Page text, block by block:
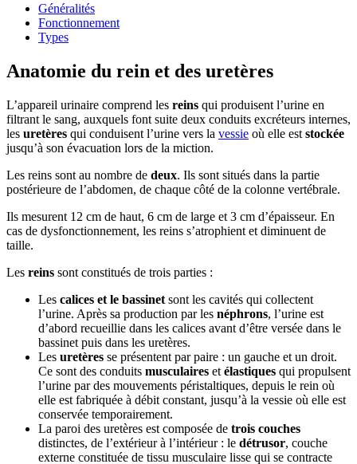
Généralités
Fonctionnement
Types
Anatomie du rein et des uretères
L’appareil urinaire comprend les reins qui produisent l’urine en
filtrant le sang, auxquels font suite deux conduits excréteurs internes,
les uretères qui conduisent l’urine vers la vessie où elle est stockée
jusqu’à son évacuation lors de la miction.
Les reins sont au nombre de deux. Ils sont situés dans la partie
postérieure de l’abdomen, de chaque côté de la colonne vertébrale.
Ils mesurent 12 cm de haut, 6 cm de large et 3 cm d’épaisseur. En
cas de dysfonctionnement, les reins s’atrophient et diminuent de
taille.
Les reins sont constitués de trois parties :
Les calices et le bassinet sont les cavités qui collectent
l’urine. Après sa production par les néphrons, l’urine est
d’abord recueillie dans les calices avant d’être versée dans le
bassinet puis dans les uretères.
Les uretères se présentent par paire : un gauche et un droit.
Ce sont des conduits musculaires et élastiques qui propulsent
l’urine par des mouvements péristaltiques, depuis le rein où
elle est fabriquée à débit constant, jusqu’à la vessie où elle est
conservée temporairement.
La paroi des uretères est composée de trois couches
distinctes, de l’extérieur à l’intérieur : le détrusor, couche
externe constituée de tissu musculaire lisse qui se contracte